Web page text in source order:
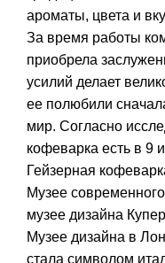
ароматы, цвета и
За время работы
приобрела
усилий делает
ее полюбили
мир. Согласно
кофеварка есть в 9
Гейзерная
Музее
музее дизайна
Музее дизайна в
стала символом